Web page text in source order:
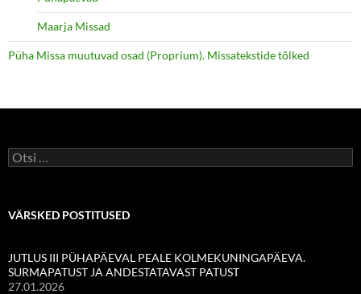
Maarja Missad
Püha Missa muutuvad osad (Proprium). Missatekstide tõlked
Otsi:
VÄRSKED POSTITUSED
JUTLUS III PÜHAPÄEVAL PEALE KOLMEKUNINGAPÄEVA.
SURMAPATUST JA ANDESTATAVAST PATUST
27.01.2026